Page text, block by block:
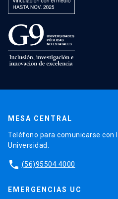
MESA CENTRAL
Teléfono para comunicarse con
Universidad.
phone (56)95504 4000
EMERGENCIAS UC